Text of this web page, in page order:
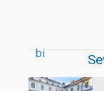
bi